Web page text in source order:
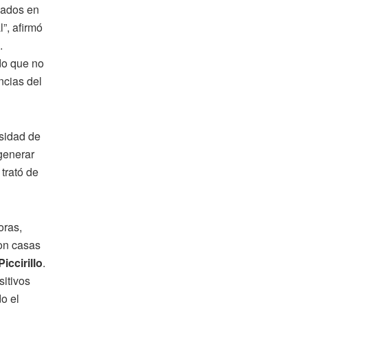
en
afirmó
.
que no
del
de
trató de
casas
.
el